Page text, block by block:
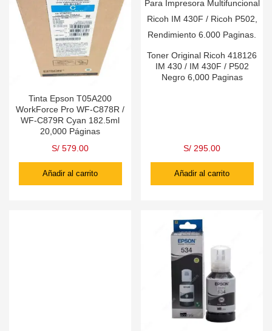
Tinta Epson T05A200
WorkForce Pro WF-C878R /
WF-C879R Cyan 182.5ml
20,000 Páginas
S/ 579.00
Añadir al carrito
Toner Original Ricoh 418126
IM 430 / IM 430F / P502
Negro 6,000 Paginas
S/ 295.00
Añadir al carrito